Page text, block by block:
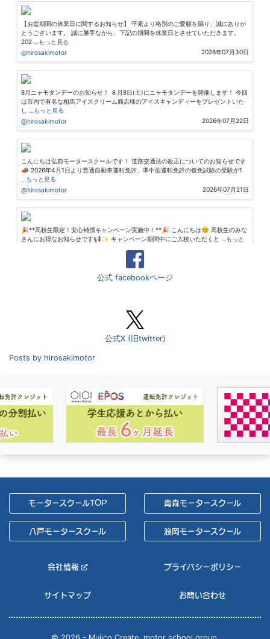
【お盆期間の休業日に関するお知らせ】 平素より格別のご愛顧を賜り、誠にありが
とうございます。 誠に勝手ながら、下記の期間を休業日とさせていただきます。
202 …もっと見る
2026年07月30日
@hirosakimotor
8月ニャモタンデーのお知らせ！ ８月8日(土)にニャモタンデーを開催します！ 今回
は市内で有名な相馬アイスクリーム商店様のアイスキャンディーをプレゼントいた
し …もっと見る
2026年07月22日
@hirosakimotor
こんにちは弘前モータースクールです！ 道路交通法の改正についてのお知らせです
📣 2026年4月1日より普通自動車運転免許、準中型運転免許の仮免試験の受験が1
…もっと見る
2026年07月21日
@hirosakimotor
🎉**高校生限定！安心補償キャンペーン実施中！**🎉 こんにちは😊 高校生のみな
さんにお得なお知らせです📢✨ キャンペーン期間中にご入校いただくと …もっと
2026年06月18日
@hirosakimotor
弘前城リレーマラソン完走しました！ 弘前・青森・八戸の3校合同チームで、最高
の青空の下、全力でタスキを繋いできました！🏃‍♂️💨 動画の通り、弘前モーター…
こんにちは！ イベント参加のお知らせです🐱 弘前大学で行われる就活関連イベン
ト(Direct Lounge)にムジコクリエイトも参加します！ 当日は私服O…もっと見る
2026年06月11日
🚜大特キャンペーンのお知らせ🚜 こんにちは🥰 本日より大特キャンペーンを実施
しております！ 9月末までの期間中、大特免許がお得に取得できます。 さら
2026年06月02日
@hirosakimotor
【キャンペンーン締切まであと1日！】 モーターパスポートクラブ『進級おめでと
公式 facebookページ
公式X (旧twitter)
Posts by hirosakimotor
モータースクールTOP 青森モータースクール
八戸モータースクール 浪岡モータースクール
会社情報 プライバシーポリシー
サイトマップ お問い合わせ